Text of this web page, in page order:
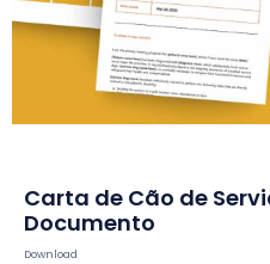
Carta de Cão de
Documento
Download